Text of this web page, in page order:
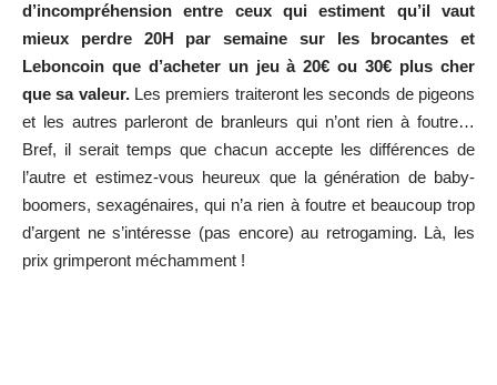
d’incompréhension entre ceux qui estiment qu’il vaut
mieux perdre 20H par semaine sur les brocantes et
Leboncoin que d’acheter un jeu à 20€ ou 30€ plus cher
que sa valeur.Les premiers traiteront les seconds de pigeons
et les autres parleront de branleurs qui n’ont rien à foutre…
Bref, il serait temps que chacun accepte les différences de
l’autre et estimez-vous heureux que la génération de baby-
boomers, sexagénaires, qui n’a rien à foutre et beaucoup trop
d’argent ne s’intéresse (pas encore) au retrogaming. Là, les
prix grimperont méchamment !